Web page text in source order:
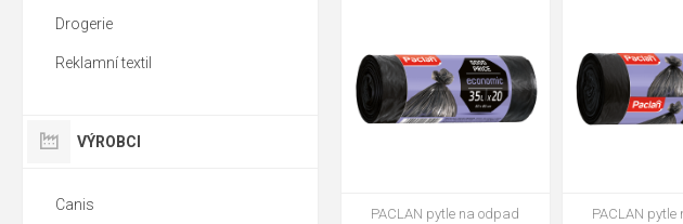
PACLAN pytle na odpad
PACLAN pytle
Drogerie
Reklamní textil
VÝROBCI
Canis